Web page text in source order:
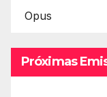
Opus
Próximas